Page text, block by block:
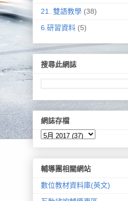
21. 雙語教學 (38)
6.研習資料 (5)
搜尋此網誌
網誌存檔
輔導團相關網站
數位教材資料庫(英文)